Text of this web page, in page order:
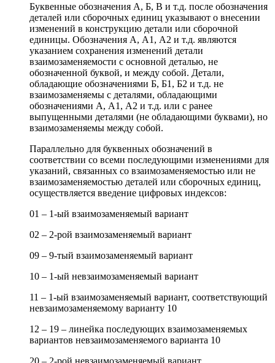
Буквенные обозначения А, Б, В и т.д. после обозначения
деталей или сборочных единиц указывают о внесении
изменений в конструкцию детали или сборочной
единицы. Обозначения А, А1, А2 и т.д. являются
указанием сохранения изменений детали
взаимозаменяемости с основной деталью, не
обозначенной буквой, и между собой. Детали,
обладающие обозначениями Б, Б1, Б2 и т.д. не
взаимозаменяемы с деталями, обладающими
обозначениями А, А1, А2 и т.д. или с ранее
выпущенными деталями (не обладающими буквами), но
взаимозаменяемы между собой.
Параллельно для буквенных обозначений в
соответствии со всеми последующими изменениями для
указаний, связанных со взаимозаменяемостью или не
взаимозаменяемостью деталей или сборочных единиц,
осуществляется введение цифровых индексов:
01 – 1-ый взаимозаменяемый вариант
02 – 2-рой взаимозаменяемый вариант
09 – 9-тый взаимозаменяемый вариант
10 – 1-ый невзаимозаменяемый вариант
11 – 1-ый взаимозаменяемый вариант, соответствующий
невзаимозаменяемому варианту 10
12 – 19 – линейка последующих взаимозаменяемых
вариантов невзаимозаменяемого варианта 10
20 – 2-рой невзаимозаменяемый вариант